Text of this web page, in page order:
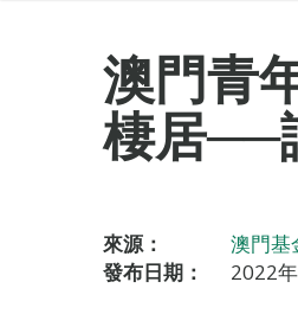
澳門青
棲居──
來源：
澳門基
發布日期：
2022